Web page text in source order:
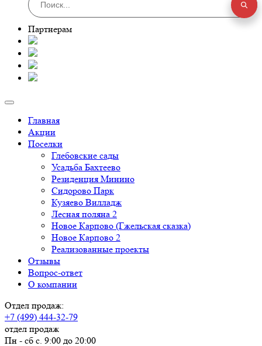
Партнерам
Главная
Акции
Поселки
Глебовские сады
Усадьба Бахтеево
Резиденция Минино
Сидорово Парк
Кузяево Вилладж
Лесная поляна 2
Новое Карпово (Гжельская сказка)
Новое Карпово 2
Реализованные проекты
Отзывы
Вопрос-ответ
О компании
Отдел продаж:
+7 (499) 444-32-79
отдел продаж
Пн - сб с. 9:00 до 20:00